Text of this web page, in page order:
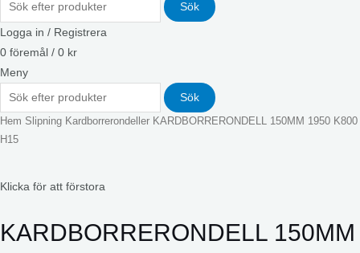
Sök
Logga in / Registrera
0 föremål / 0 kr
Meny
Sök
Hem Slipning Kardborrerondeller KARDBORRERONDELL 150MM 1950 K800
H15
Klicka för att förstora
KARDBORRERONDELL 150MM